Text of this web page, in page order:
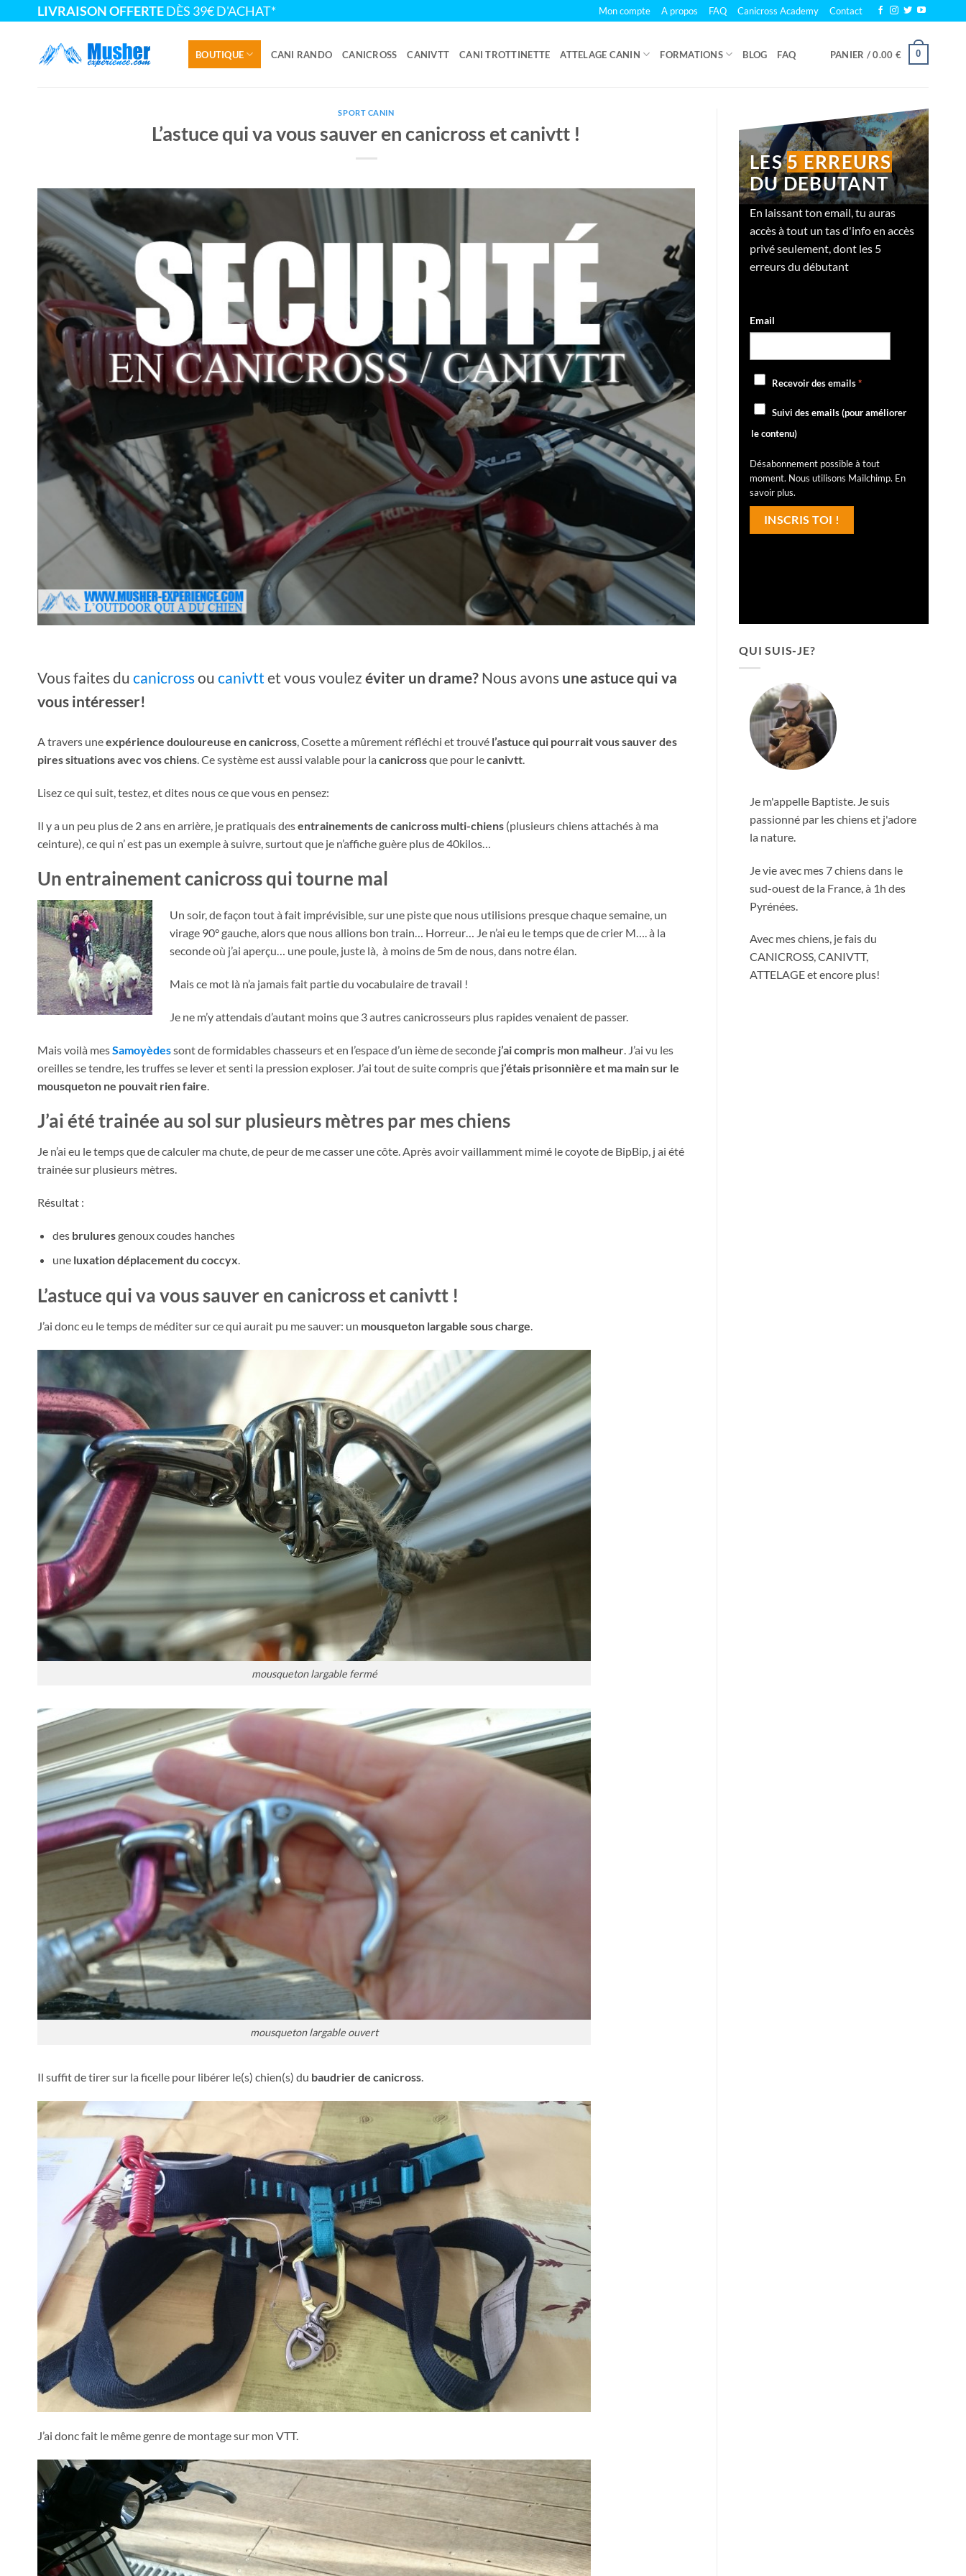
au
LIVRAISON OFFERTEDÈS 39€ D'ACHAT* Mon compte A propos FAQ Canicross Academy Contact
BOUTIQUE CANI RANDO CANICROSS CANIVTT CANI TROTTINETTE ATTELAGE CANIN FORMATIONS BLOG FAQ PANIER /0.00 € 0
SPORT CANIN
L’astuce qui va vous sauver en canicross et canivtt !
Vous faites du canicrossou canivtt et vous voulez éviter un drame? Nous avons une astuce qui va
vous intéresser!
A travers uneexpérience douloureuse en canicross, Cosette a mûrement réfléchi et trouvé l’astuce qui pourrait vous sauver des
pires situations avec vos chiens. Ce système est aussi valable pour la canicrossque pour lecanivtt.
Lisez ce qui suit, testez, et dites nous ce que vous en pensez:
Il y a un peu plus de 2 ans en arrière, je pratiquais desentrainements de canicross multi-chiens (plusieurs chiens attachés à ma
ceinture), ce qui n’ est pas un exemple à suivre, surtout que je n’affiche guère plus de 40kilos…
Un entrainement canicross qui tourne mal
Un soir, de façon tout à fait imprévisible, sur une piste que nous utilisions presque chaque semaine, un
virage 90° gauche, alors que nous allions bon train… Horreur… Je n’ai eu le temps que de crier M…. à la
seconde où j’ai aperçu… une poule, juste là, à moins de 5m de nous, dans notre élan.
Mais ce mot là n’a jamais fait partie du vocabulaire de travail !
Je ne m’y attendais d’autant moins que 3 autres canicrosseurs plus rapides venaient de passer.
Mais voilà mesSamoyèdessont de formidables chasseurs et en l’espace d’un ième de seconde j’ai compris mon malheur . J’ai vu les
oreilles se tendre, les truffes se lever et senti la pression exploser. J’ai tout de suite compris que j’étais prisonnière et ma main sur le
mousqueton ne pouvait rien faire
J’ai été trainée au sol sur plusieurs mètres par mes chiens
Je n’ai eu le temps que de calculer ma chute, de peur de me casser une côte. Après avoir vaillamment mimé le coyote de BipBip, j ai été
trainée sur plusieurs mètres.
Résultat :
des bruluresgenoux coudes hanches
une luxation déplacement du coccyx.
L’astuce qui va vous sauver en canicross et canivtt !
J’ai donc eu le temps de méditer sur ce qui aurait pu me sauver: un mousqueton largable sous charge.
mousqueton largable fermé
mousqueton largable ouvert
Il suffit de tirer sur la ficelle pour libérer le(s) chien(s) du baudrier de canicross
J’ai donc fait le même genre de montage sur mon VTT.
LES5 ERREURS
DU DEBUTANT
En laissant ton email, tu auras
accès à tout un tas d'info en accès
privé seulement, dont les 5
erreurs du débutant
Email
Recevoir des emails*
Suivi des emails (pour améliorer
le contenu)
Désabonnement possible à tout
moment. Nous utilisons Mailchimp. En
savoir plus.
QUI SUIS-JE?
Je m'appelle Baptiste. Je suis
passionné par les chiens et j'adore
la nature.
Je vie avec mes 7 chiens dans le
sud-ouest de la France, à 1h des
Pyrénées.
Avec mes chiens, je fais du
CANICROSS, CANIVTT,
ATTELAGE et encore plus!